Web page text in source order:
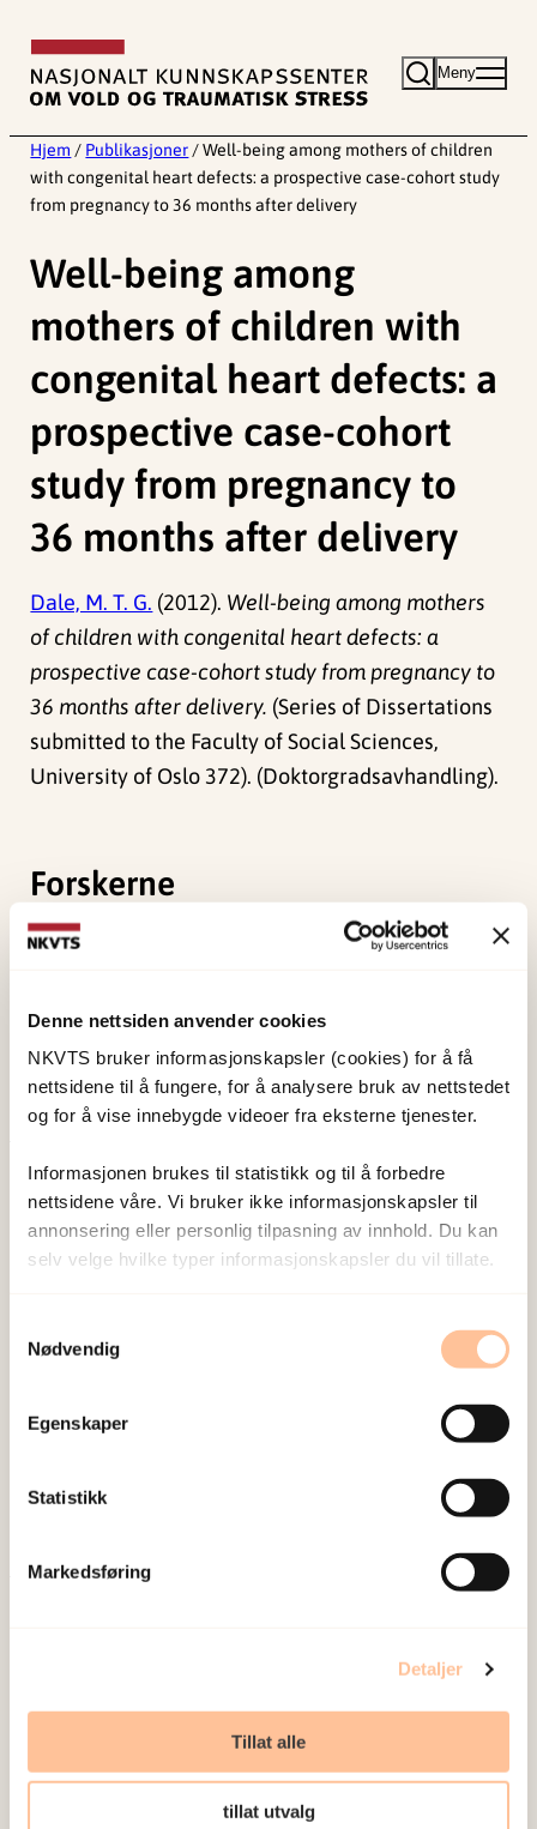
Denne nettsiden anvender cookies
NKVTS bruker informasjonskapsler (cookies) for å få
nettsidene til å fungere, for å analysere bruk av nettstedet
og for å vise innebygde videoer fra eksterne tjenester.
Informasjonen brukes til statistikk og til å forbedre
nettsidene våre. Vi bruker ikke informasjonskapsler til
annonsering eller personlig tilpasning av innhold. Du kan
selv velge hvilke typer informasjonskapsler du vil tillate.
Nødvendig
Egenskaper
Statistikk
Markedsføring
Detaljer
Tillat alle
tillat utvalg
innhold
Meny
Hjem / Publikasjoner / Well-being among mothers of children
with congenital heart defects: a prospective case-cohort study
from pregnancy to 36 months after delivery
Well-being among
mothers of children with
congenital heart defects: a
prospective case-cohort
study from pregnancy to
36 months after delivery
Dale, M. T. G. (2012). Well-being among mothers
of children with congenital heart defects: a
prospective case-cohort study from pregnancy to
36 months after delivery. (Series of Dissertations
submitted to the Faculty of Social Sciences,
University of Oslo 372). (Doktorgradsavhandling).
Forskerne
Grønning Dale, Maria
Forsker II
Vis profil
Publisert:19. mars 2026
Sist redigert:10. august 2026
om vold og traumatisk stress. Formålet er å bidra
sosiale konsekvensene som vold og traumatisk
Publikasjoner
Seminarer og arrangementer
Meld deg på vårt nyhetsbrev